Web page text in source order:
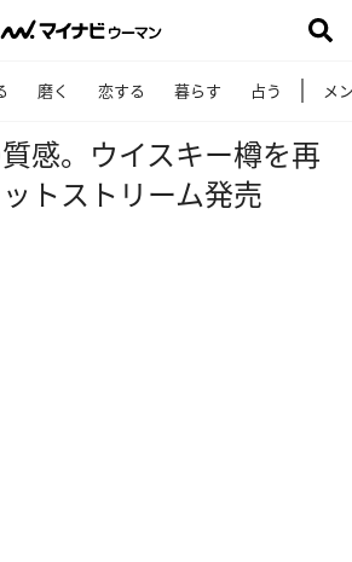
磨く 恋する 暮らす 占う メ
感。ウイスキー樽を再
トストリーム発売